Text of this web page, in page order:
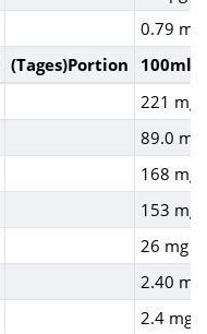
0.79 mg
(Tages)Portion
100ml
221 mg
89.0 mg
168 mg
153 mg
26 mg
2.40 mg
2.4 mg